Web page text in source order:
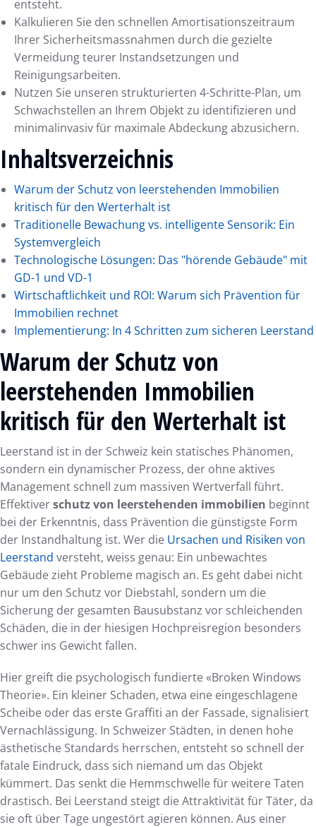
entsteht.
Kalkulieren Sie den schnellen Amortisationszeitraum
Ihrer Sicherheitsmassnahmen durch die gezielte
Vermeidung teurer Instandsetzungen und
Reinigungsarbeiten.
Nutzen Sie unseren strukturierten 4-Schritte-Plan, um
Schwachstellen an Ihrem Objekt zu identifizieren und
minimalinvasiv für maximale Abdeckung abzusichern.
Inhaltsverzeichnis
Warum der Schutz von leerstehenden Immobilien
kritisch für den Werterhalt ist
Traditionelle Bewachung vs. intelligente Sensorik: Ein
Systemvergleich
Technologische Lösungen: Das "hörende Gebäude" mit
GD-1 und VD-1
Wirtschaftlichkeit und ROI: Warum sich Prävention für
Immobilien rechnet
Implementierung: In 4 Schritten zum sicheren Leerstand
Warum der Schutz von
leerstehenden Immobilien
kritisch für den Werterhalt ist
Leerstand ist in der Schweiz kein statisches Phänomen,
sondern ein dynamischer Prozess, der ohne aktives
Management schnell zum massiven Wertverfall führt.
Effektiverschutz von leerstehenden immobilien beginnt
bei der Erkenntnis, dass Prävention die günstigste Form
der Instandhaltung ist. Wer die Ursachen und Risiken von
Leerstand versteht, weiss genau: Ein unbewachtes
Gebäude zieht Probleme magisch an. Es geht dabei nicht
nur um den Schutz vor Diebstahl, sondern um die
Sicherung der gesamten Bausubstanz vor schleichenden
Schäden, die in der hiesigen Hochpreisregion besonders
schwer ins Gewicht fallen.
Hier greift die psychologisch fundierte «Broken Windows
Theorie». Ein kleiner Schaden, etwa eine eingeschlagene
Scheibe oder das erste Graffiti an der Fassade, signalisiert
Vernachlässigung. In Schweizer Städten, in denen hohe
ästhetische Standards herrschen, entsteht so schnell der
fatale Eindruck, dass sich niemand um das Objekt
kümmert. Das senkt die Hemmschwelle für weitere Taten
drastisch. Bei Leerstand steigt die Attraktivität für Täter, da
sie oft über Tage ungestört agieren können. Aus einer